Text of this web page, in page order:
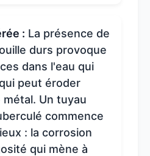
: La présence de
durs provoque
dans l'eau qui
peut éroder
métal. Un tuyau
commence
: la corrosion
qui mène à